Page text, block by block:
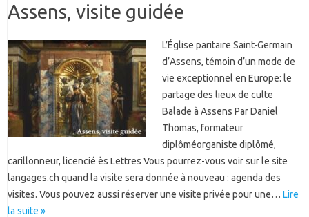
Assens, visite guidée
L’Église paritaire Saint-Germain
d’Assens, témoin d’un mode de
vie exceptionnel en Europe: le
partage des lieux de culte
Balade à Assens Par Daniel
Thomas, formateur
diplôméorganiste diplômé,
carillonneur, licencié ès Lettres Vous pourrez-vous voir sur le site
langages.ch quand la visite sera donnée à nouveau : agenda des
visites. Vous pouvez aussi réserver une visite privée pour une… Lire
la suite »